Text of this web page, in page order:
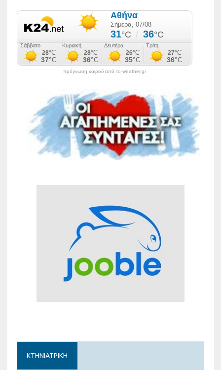
πρόγνωση καιρού από το weather.gr
ΚΤΗΝΙΑΤΡΙΚΗ